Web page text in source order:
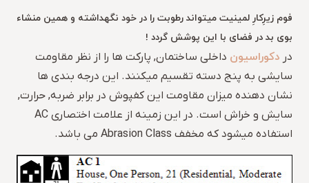
فوم زیرِکارِ لمینیت میتواند رطوبت را در خود نگهداشته و همین منشاء
بوی بد در فضای با این پوشش گردد !
در دکوراسیون داخلی ساختمان, پارکت ها را از نظر مقاومت
سایشی به پنج دسته تقسیم میکنند. این درجه بندی ها
نشان دهنده میزان مقاومت این کفپوش در برابر ضربه, حرارت,
سایش و خراش است. در این زمینه از علامت اختصاری AC
استفاده میشود که مخفف Abrasion Class می باشد.